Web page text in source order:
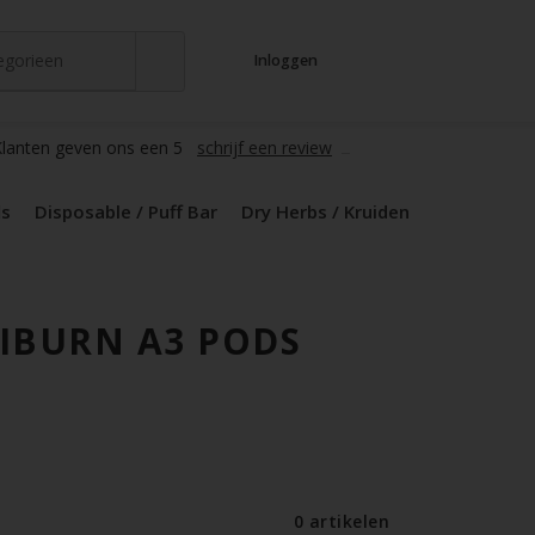
Inloggen
geven ons een 5 schrijf een review
Disposable / Puff Bar Dry Herbs / Kruiden
A3 PODS
0 artikelen